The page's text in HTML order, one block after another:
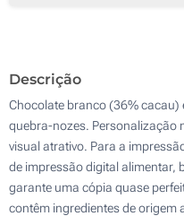
Outra :
Descrição
Chocolate branco (36% cacau)
quebra-nozes. Personalização
visual atrativo. Para a
de impressão digital alimentar,
garante uma cópia quase
contêm ingredientes de origem